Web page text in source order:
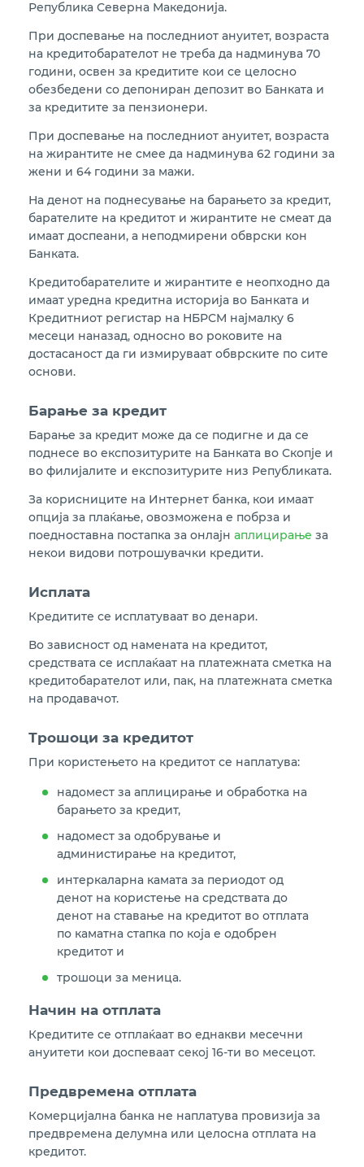
Република Северна Македонија.
При доспевање на последниот ануитет, возраста
на кредитобарателот не треба да надминува 70
години, освен за кредитите кои се целосно
обезбедени со депониран депозит во Банката и
за кредитите за пензионери.
При доспевање на последниот ануитет, возраста
на жирантите не смее да надминува 62 години за
жени и 64 години за мажи.
На денот на поднесување на барањето за кредит,
барателите на кредитот и жирантите не смеат да
имаат доспеани, а неподмирени обврски кон
Банката.
Кредитобарателите и жирантите е неопходно да
имаат уредна кредитна историја во Банката и
Кредитниот регистар на НБРСМ најмалку 6
месеци наназад, односно во роковите на
достасаност да ги измируваат обврските по сите
основи.
Барање за кредит
Барање за кредит може да се подигне и да се
поднесе во експозитурите на Банката во Скопје и
во филијалите и експозитурите низ Републиката.
За корисниците на Интернет банка, кои имаат
опција за плаќање, овозможена е побрза и
поедноставна постапка за онлајн аплицирање за
некои видови потрошувачки кредити.
Исплата
Кредитите се исплатуваат во денари.
Во зависност од намената на кредитот,
средствата се исплаќаат на платежната сметка на
кредитобарателот или, пак, на платежната сметка
на продавачот.
Трошоци за кредитот
При користењето на кредитот се наплатува:
надомест за аплицирање и обработка на
барањето за кредит,
надомест за одобрување и
администирање на кредитот,
интеркаларна камата за периодот од
денот на користење на средствата до
денот на ставање на кредитот во отплата
по каматна стапка по која е одобрен
кредитот и
трошоци за меница.
Начин на отплата
Кредитите се отплаќаат во еднакви месечни
ануитети кои доспеваат секој 16-ти во месецот.
Предвремена отплата
Комерцијална банка не наплатува провизија за
предвремена делумна или целосна отплата на
кредитот.